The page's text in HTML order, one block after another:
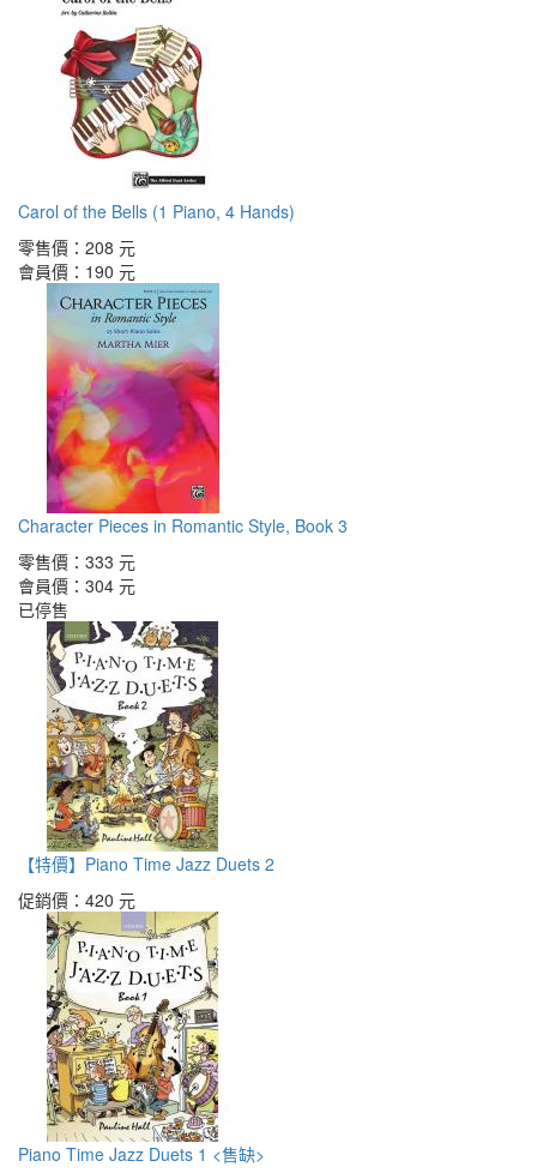
Carol of the Bells (1 Piano, 4 Hands)
零售價： 208 元
會員價： 190 元
Character Pieces in Romantic Style, Book 3
零售價： 333 元
會員價： 304 元
已停售
【特價】Piano Time Jazz Duets 2
促銷價： 420 元
Piano Time Jazz Duets 1 <售缺>